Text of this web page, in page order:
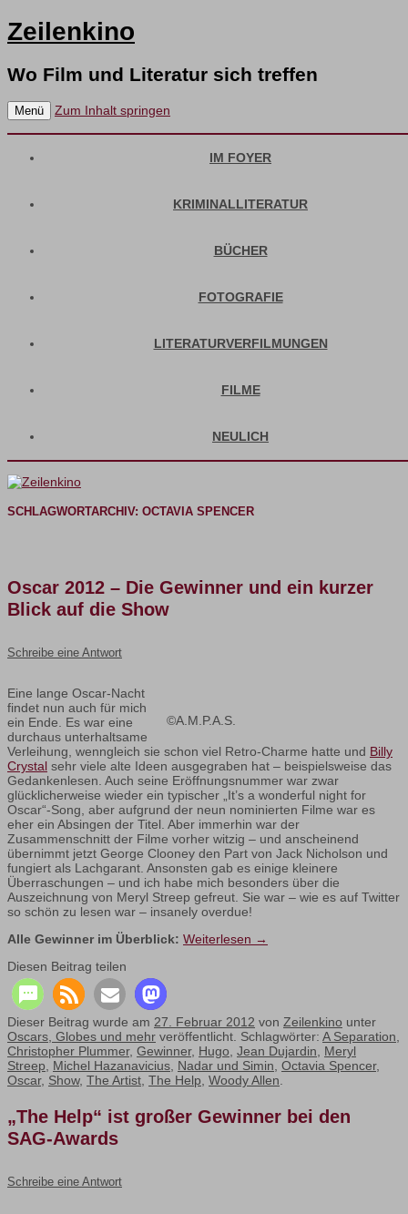
Zeilenkino
Wo Film und Literatur sich treffen
Menü Zum Inhalt springen
IM FOYER
KRIMINALLITERATUR
BÜCHER
FOTOGRAFIE
LITERATURVERFILMUNGEN
FILME
NEULICH
SCHLAGWORTARCHIV: OCTAVIA SPENCER
Oscar 2012 – Die Gewinner und ein kurzer
Blick auf die Show
Schreibe eine Antwort
©A.M.P.A.S.
Eine lange Oscar-Nacht
findet nun auch für mich
ein Ende. Es war eine
durchaus unterhaltsame
Verleihung, wenngleich sie schon viel Retro-Charme hatte und Billy
Crystal sehr viele alte Ideen ausgegraben hat – beispielsweise das
Gedankenlesen. Auch seine Eröffnungsnummer war zwar
glücklicherweise wieder ein typischer „It’s a wonderful night for
Oscar“-Song, aber aufgrund der neun nominierten Filme war es
eher ein Absingen der Titel. Aber immerhin war der
Zusammenschnitt der Filme vorher witzig – und anscheinend
übernimmt jetzt George Clooney den Part von Jack Nicholson und
fungiert als Lachgarant. Ansonsten gab es einige kleinere
Überraschungen – und ich habe mich besonders über die
Auszeichnung von Meryl Streep gefreut. Sie war – wie es auf Twitter
so schön zu lesen war – insanely overdue!
Alle Gewinner im Überblick: Weiterlesen →
Diesen Beitrag teilen
Dieser Beitrag wurde am 27. Februar 2012 von Zeilenkino unter
Oscars, Globes und mehr veröffentlicht. Schlagwörter: A Separation,
Christopher Plummer, Gewinner, Hugo, Jean Dujardin, Meryl
Streep, Michel Hazanavicius, Nadar und Simin, Octavia Spencer,
Oscar, Show, The Artist, The Help, Woody Allen.
„The Help“ ist großer Gewinner bei den
SAG-Awards
Schreibe eine Antwort